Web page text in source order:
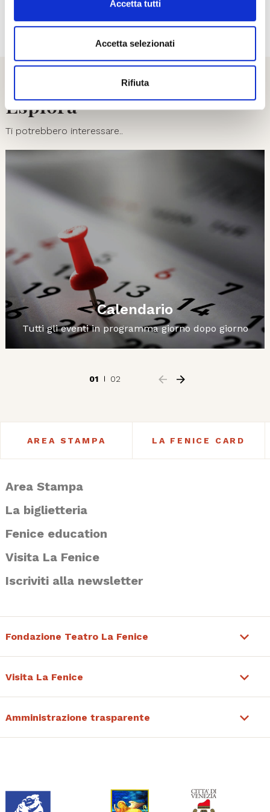
Accetta tutti
Accetta selezionati
Rifiuta
01 08
Esplora
Ti potrebbero interessare..
Calendario
Tutti gli eventi in programma giorno dopo giorno
01 02
AREA STAMPA LA FENICE CARD
Area Stampa
La biglietteria
Fenice education
Visita La Fenice
Iscriviti alla newsletter
Fondazione Teatro La Fenice
Visita La Fenice
Amministrazione trasparente